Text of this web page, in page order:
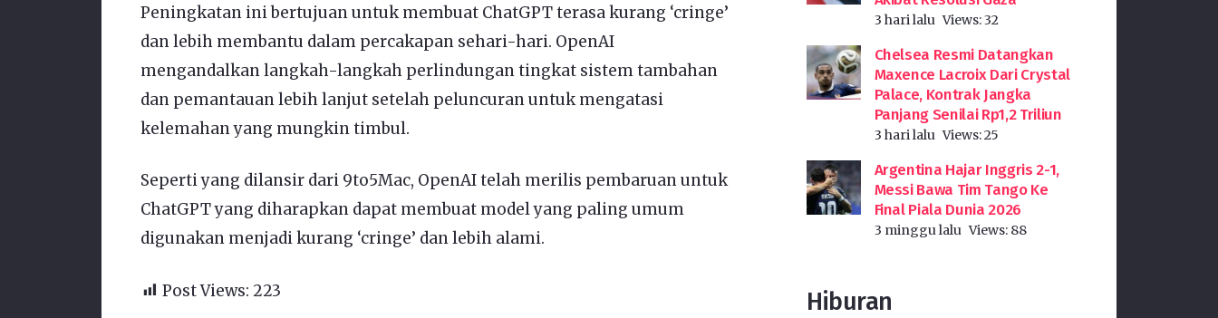
Peningkatan ini bertujuan untuk membuat ChatGPT terasa kurang ‘cringe’
dan lebih membantu dalam percakapan sehari-hari. OpenAI
mengandalkan langkah-langkah perlindungan tingkat sistem tambahan
dan pemantauan lebih lanjut setelah peluncuran untuk mengatasi
kelemahan yang mungkin timbul.
Seperti yang dilansir dari 9to5Mac, OpenAI telah merilis pembaruan untuk
ChatGPT yang diharapkan dapat membuat model yang paling umum
digunakan menjadi kurang ‘cringe’ dan lebih alami.
Post Views: 223
3 hari lalu Views:32
Chelsea Resmi Datangkan
Maxence Lacroix Dari Crystal
Palace, Kontrak Jangka
Panjang Senilai Rp1,2 Triliun
3 hari lalu Views:25
Argentina Hajar Inggris 2-1,
Messi Bawa Tim Tango Ke
Final Piala Dunia 2026
3 minggu lalu Views: 88
Hiburan